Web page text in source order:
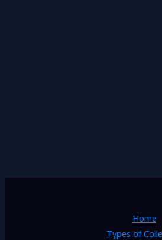
Home
Types of